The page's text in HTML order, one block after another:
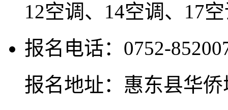
12空调、14空调、17
报名电话：0752-
报名地址：惠东县华